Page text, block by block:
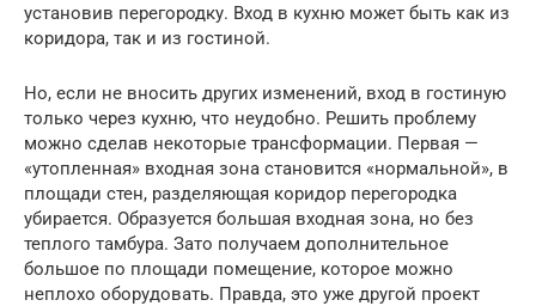
установив перегородку. Вход в кухню может быть как из
коридора, так и из гостиной.
Но, если не вносить других изменений, вход в гостиную
только через кухню, что неудобно. Решить проблему
можно сделав некоторые трансформации. Первая —
«утопленная» входная зона становится «нормальной», в
площади стен, разделяющая коридор перегородка
убирается. Образуется большая входная зона, но без
теплого тамбура. Зато получаем дополнительное
большое по площади помещение, которое можно
неплохо оборудовать. Правда, это уже другой проект